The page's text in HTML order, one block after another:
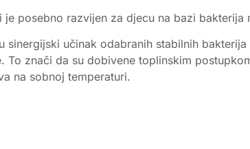
posebno razvijen za djecu na bazi bakterija
učinak odabranih stabilnih
znači da su dobivene toplinskim
na sobnoj temperaturi.